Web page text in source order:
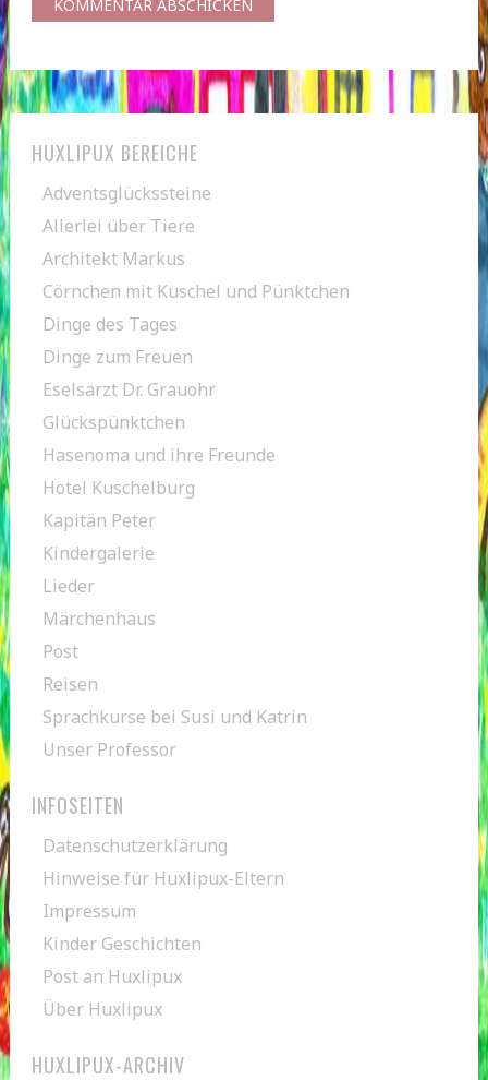
HUXLIPUX BEREICHE
Adventsglückssteine
Allerlei über Tiere
Architekt Markus
Cörnchen mit Kuschel und Pünktchen
Dinge des Tages
Dinge zum Freuen
Eselsarzt Dr. Grauohr
Glückspünktchen
Hasenoma und ihre Freunde
Hotel Kuschelburg
Kapitän Peter
Kindergalerie
Lieder
Märchenhaus
Post
Reisen
Sprachkurse bei Susi und Katrin
Unser Professor
INFOSEITEN
Datenschutzerklärung
Hinweise für Huxlipux-Eltern
Impressum
Kinder Geschichten
Post an Huxlipux
Über Huxlipux
HUXLIPUX-ARCHIV